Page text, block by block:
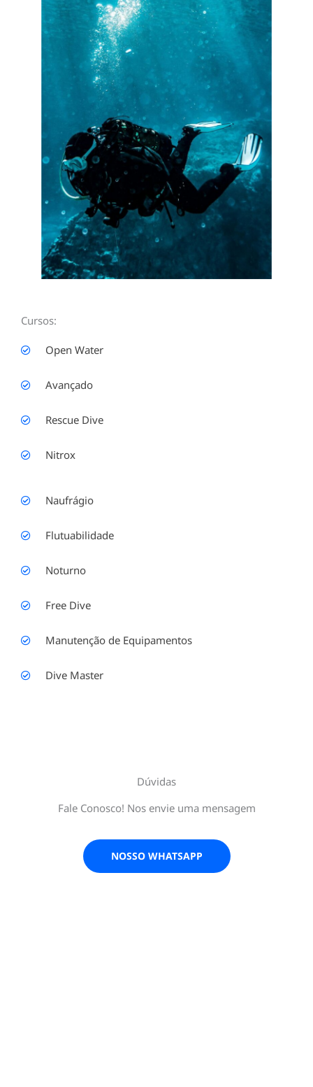
Cursos:
Open Water
Avançado
Rescue Dive
Nitrox
Naufrágio
Flutuabilidade
Noturno
Free Dive
Manutenção de Equipamentos
Dive Master
Dúvidas
Fale Conosco! Nos envie uma mensagem
NOSSO WHATSAPP